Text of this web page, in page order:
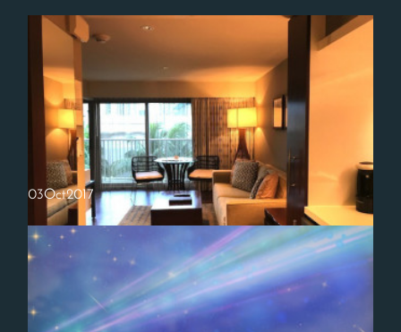
管理費が払い続けられない!？ハワイのタイムシェア事情
03Oct2017